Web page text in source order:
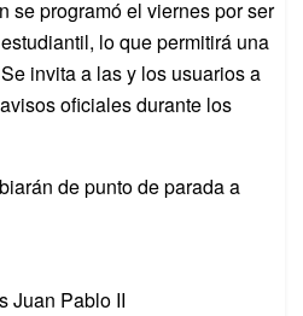
se programó el viernes por ser
lo que permitirá una
invita a las y los usuarios a
oficiales durante los
de punto de parada a
Juan Pablo II